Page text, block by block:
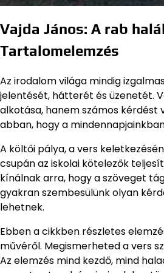
Vajda János: A rab
Tartalomelemzés
Az irodalom világa mindig
jelentését, hátterét és üzenetét.
alkotása, hanem számos kérdést
abban, hogy a
A költői pálya, a vers
csupán az iskolai kötelezők
kínálnak arra, hogy a szöveget
gyakran szembesülünk olyan
lehetnek.
Ebben a cikkben részletes
művéről. Megismerheted a vers
Az elemzés mind kezdő, mind